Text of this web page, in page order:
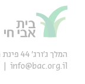
המלך ג'ורג' 44 פינת רחוב קק״ל, ירושלים
info@bac.org.il